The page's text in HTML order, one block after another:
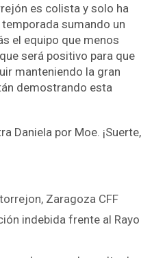
es colista y solo ha
sumando un
el equipo que menos
será positivo para que
manteniendo la gran
demostrando esta
Daniela por Moe. ¡Suerte,
torrejon, Zaragoza CFF
indebida frente al Rayo